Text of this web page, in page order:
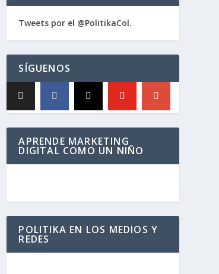
Tweets por el @PolitikaCol.
SÍGUENOS
APRENDE MARKETING
DIGITAL COMO UN NIÑO
POLITIKA EN LOS MEDIOS Y
REDES